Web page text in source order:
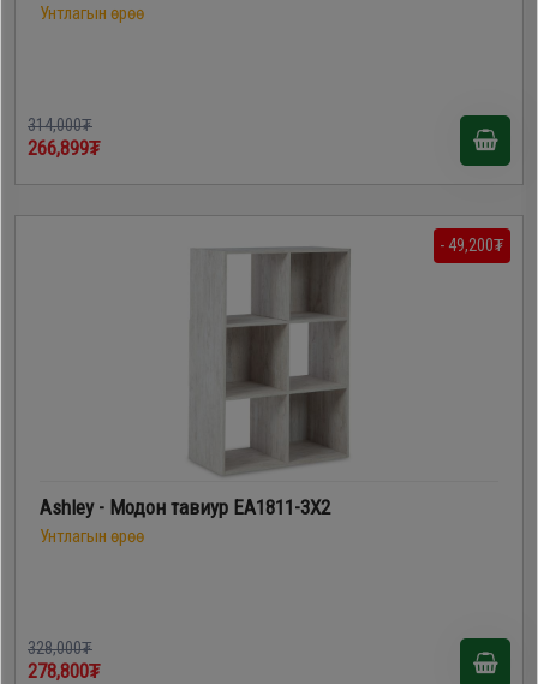
Унтлагын өрөө
314,000₮
266,899₮
- 49,200₮
Ashley - Модон тавиур EA1811-3X2
Унтлагын өрөө
328,000₮
278,800₮